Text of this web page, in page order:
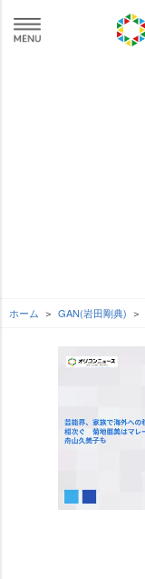
ホーム GAN(岩田剛典)